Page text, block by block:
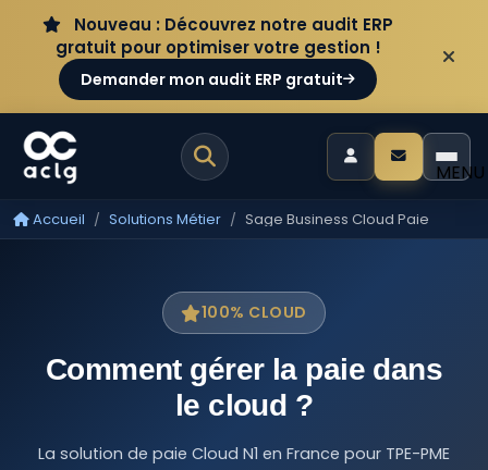
Aller au contenuNouveau : Découvrez notre audit ERP
gratuit pour optimiser votre gestion !
Demander mon audit ERP gratuit
MENU
Accueil Solutions Métier Sage Business Cloud Paie
100% CLOUD
Comment gérer la paie dans
le cloud ?
La solution de paie Cloud N1 en France pour TPE-PME
Panneau de gestion des cookies